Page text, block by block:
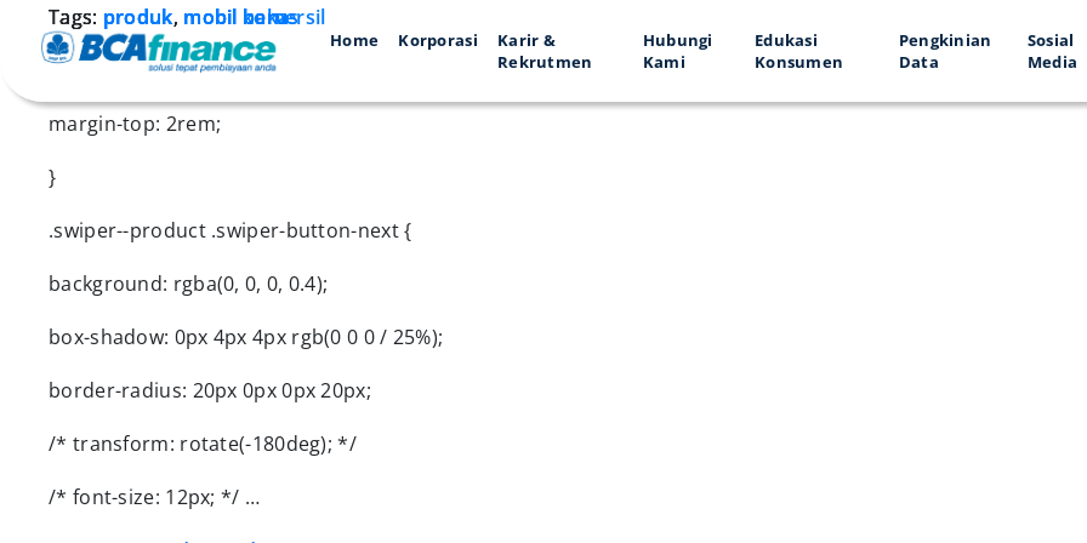
Home Korporasi
Karir &
Rekrutmen
Hubungi
Kami
Edukasi
Konsumen
Pengkinian
Data
Sosial
Media
Tags: produk, mobil bekas
Lagi cari mobil bekas? yuk cek di sini
.swiper--product .swiper-pagination {
margin-top: 2rem;
}
.swiper--product .swiper-button-next {
background: rgba(0, 0, 0, 0.4);
box-shadow: 0px 4px 4px rgb(0 0 0 / 25%);
border-radius: 20px 0px 0px 20px;
/* transform: rotate(-180deg); */
/* font-size: 12px; */ …
Tags: produk, mobil komersil
Tags: produk, mobil baru
Tags: produk, mobil baru